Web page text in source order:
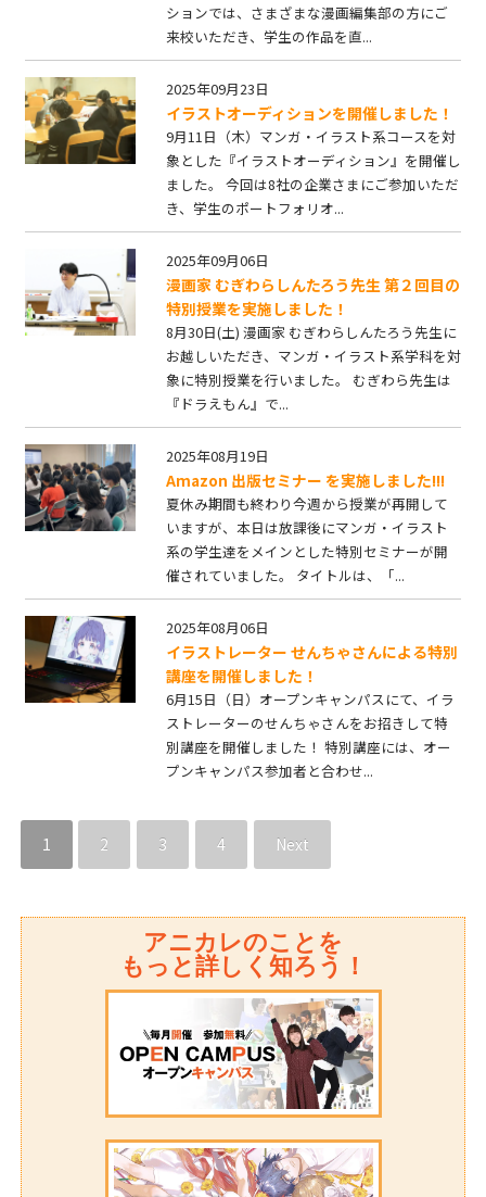
ションでは、さまざまな漫画編集部の方にご
来校いただき、学生の作品を直...
2025年09月23日
イラストオーディションを開催しました！
9月11日（木）マンガ・イラスト系コースを対
象とした『イラストオーディション』を開催し
ました。 今回は8社の企業さまにご参加いただ
き、学生のポートフォリオ...
2025年09月06日
漫画家 むぎわらしんたろう先生 第２回目の
特別授業を実施しました！
8月30日(土) 漫画家 むぎわらしんたろう先生に
お越しいただき、マンガ・イラスト系学科を対
象に特別授業を行いました。 むぎわら先生は
『ドラえもん』で...
2025年08月19日
Amazon 出版セミナー を実施しました!!!
夏休み期間も終わり今週から授業が再開して
いますが、本日は放課後にマンガ・イラスト
系の学生達をメインとした特別セミナーが開
催されていました。 タイトルは、「...
2025年08月06日
イラストレーター せんちゃさんによる特別
講座を開催しました！
6月15日（日）オープンキャンパスにて、イラ
ストレーターのせんちゃさんをお招きして特
別講座を開催しました！ 特別講座には、オー
プンキャンパス参加者と合わせ...
1 2 3 4 Next
アニカレのことを
もっと詳しく知ろう！